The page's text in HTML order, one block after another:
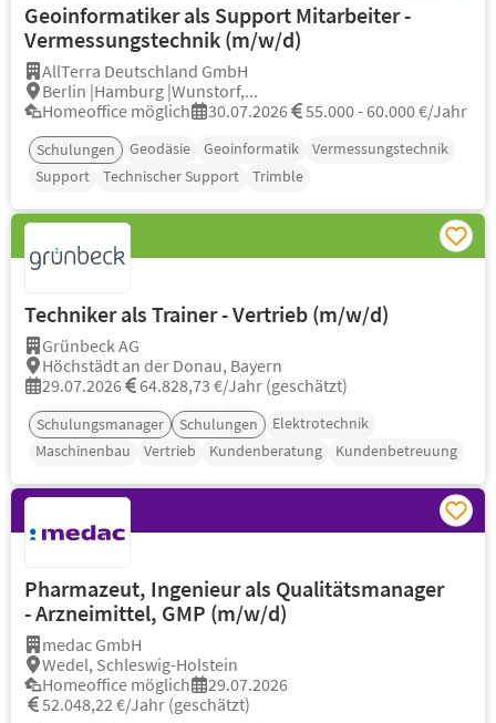
Geoinformatiker als Support Mitarbeiter -
Vermessungstechnik (m/w/d)
AllTerra Deutschland GmbH
Berlin |Hamburg |Wunstorf,...
Homeoffice möglich
30.07.2026 55.000 - 60.000 €/Jahr
Schulungen Geodäsie Geoinformatik
Vermessungstechnik
Support
Technischer Support Trimble
Techniker als Trainer - Vertrieb (m/w/d)
Grünbeck AG
Höchstädt an der Donau, Bayern
29.07.2026
64.828,73 €/Jahr (geschätzt)
Schulungsmanager Schulungen
Elektrotechnik
Maschinenbau
Vertrieb Kundenberatung Kundenbetreuung
Pharmazeut, Ingenieur als Qualitätsmanager
- Arzneimittel, GMP (m/w/d)
medac GmbH
Wedel, Schleswig-Holstein
Homeoffice möglich
29.07.2026
52.048,22 €/Jahr (geschätzt)